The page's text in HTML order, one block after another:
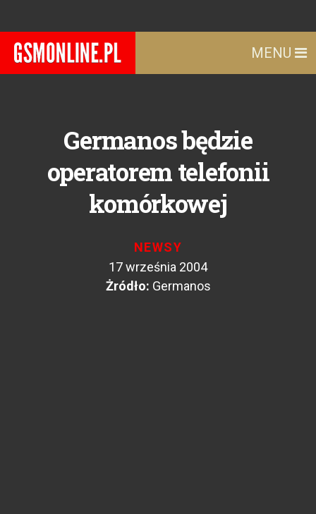
MENU
Germanos będzie
operatorem telefonii
komórkowej
NEWSY
17 września 2004
Żródło: Germanos